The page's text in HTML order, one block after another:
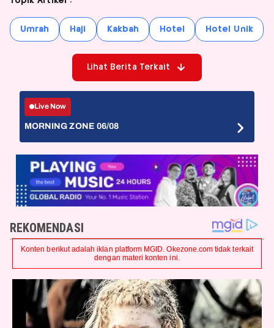
Umrah Haji Kakbah Hotel Hotel Unik
Lihat Berita Terkait
Live Now
MORNING ZONE 06/08